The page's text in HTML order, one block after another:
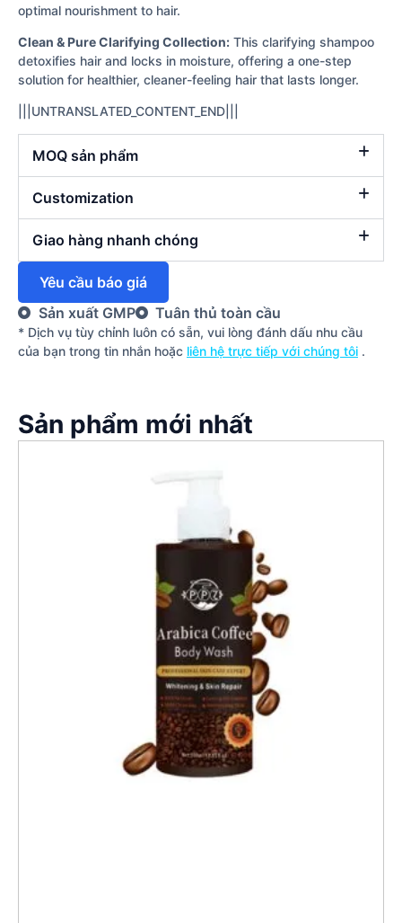
optimal nourishment to hair.
Clean & Pure Clarifying Collection: This clarifying shampoo
detoxifies hair and locks in moisture, offering a one-step
solution for healthier, cleaner-feeling hair that lasts longer.
|||UNTRANSLATED_CONTENT_END|||
MOQ sản phẩm
Customization
Giao hàng nhanh chóng
Yêu cầu báo giá
Sản xuất GMP
Tuân thủ toàn cầu
* Dịch vụ tùy chỉnh luôn có sẵn, vui lòng đánh dấu nhu cầu
của bạn trong tin nhắn hoặc liên hệ trực tiếp với chúng tôi .
Sản phẩm mới nhất